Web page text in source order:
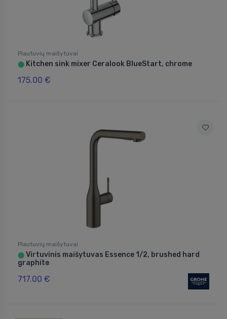
Plautuvių maišytuvai
⬤ Kitchen sink mixer Ceralook BlueStart, chrome
175.00 €
Plautuvių maišytuvai
⬤ Virtuvinis maišytuvas Essence 1/2, brushed hard
graphite
717.00 €